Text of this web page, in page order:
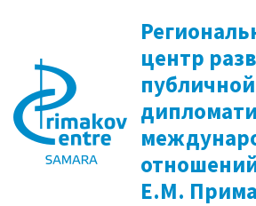
содержимому
(нажмите
Enter)
центр
публичной
Е.М.